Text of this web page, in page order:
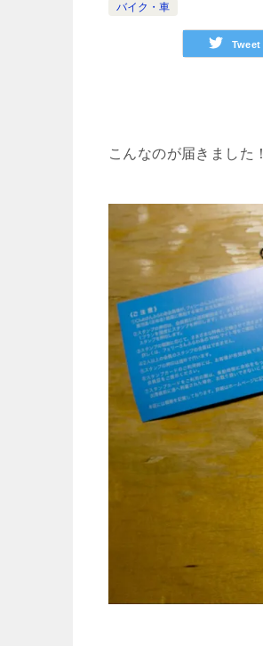
バイク・車
Tweet
こんなのが届きました！